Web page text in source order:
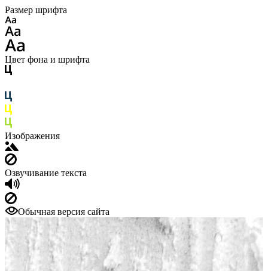
Размер шрифта
Цвет фона и шрифта
Изображения
Озвучивание текста
Обычная версия сайта